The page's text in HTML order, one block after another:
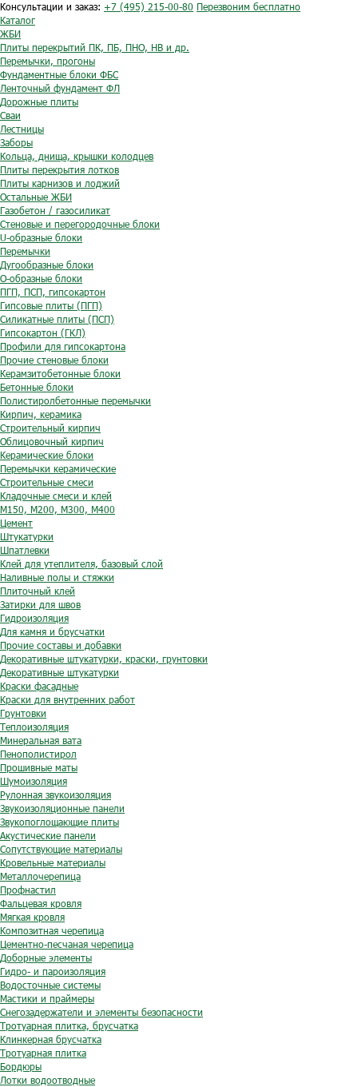
Консультации и заказ: +7 (495) 215-00-80 Перезвоним бесплатно
Каталог
ЖБИ
Плиты перекрытий ПК, ПБ, ПНО, НВ и др.
Перемычки, прогоны
Фундаментные блоки ФБС
Ленточный фундамент ФЛ
Дорожные плиты
Сваи
Лестницы
Заборы
Кольца, днища, крышки колодцев
Плиты перекрытия лотков
Плиты карнизов и лоджий
Остальные ЖБИ
Газобетон / газосиликат
Стеновые и перегородочные блоки
U-образные блоки
Перемычки
Дугообразные блоки
O-образные блоки
ПГП, ПСП, гипсокартон
Гипсовые плиты (ПГП)
Силикатные плиты (ПСП)
Гипсокартон (ГКЛ)
Профили для гипсокартона
Прочие стеновые блоки
Керамзитобетонные блоки
Бетонные блоки
Полистиролбетонные перемычки
Кирпич, керамика
Строительный кирпич
Облицовочный кирпич
Керамические блоки
Перемычки керамические
Строительные смеси
Кладочные смеси и клей
М150, М200, М300, М400
Цемент
Штукатурки
Шпатлевки
Клей для утеплителя, базовый слой
Наливные полы и стяжки
Плиточный клей
Затирки для швов
Гидроизоляция
Для камня и брусчатки
Прочие составы и добавки
Декоративные штукатурки, краски, грунтовки
Декоративные штукатурки
Краски фасадные
Краски для внутренних работ
Грунтовки
Теплоизоляция
Минеральная вата
Пенополистирол
Прошивные маты
Шумоизоляция
Рулонная звукоизоляция
Звукоизоляционные панели
Звукопоглощающие плиты
Акустические панели
Сопутствующие материалы
Кровельные материалы
Металлочерепица
Профнастил
Фальцевая кровля
Мягкая кровля
Композитная черепица
Цементно-песчаная черепица
Доборные элементы
Гидро- и пароизоляция
Водосточные системы
Мастики и праймеры
Снегозадержатели и элементы безопасности
Тротуарная плитка, брусчатка
Клинкерная брусчатка
Тротуарная плитка
Бордюры
Лотки водоотводные